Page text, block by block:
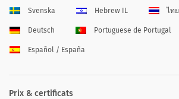
Svenska Hebrew IL ไทย
Deutsch Portuguese de Portugal
Español / España
Prix & certificats